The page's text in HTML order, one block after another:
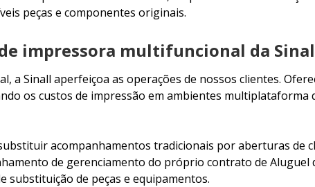
peças e componentes originais.
impressora multifuncional da
Sinall aperfeiçoa as operações de nossos clientes.
os custos de impressão em ambientes
acompanhamentos tradicionais por aberturas de
de gerenciamento do próprio contrato de
substituição de peças e equipamentos.